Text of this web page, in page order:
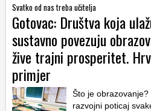
Svatko od nas treba učitelja
Gotovac: Društva koja
sustavno povezuju
žive trajni prosperitet.
primjer
Što je
razvojni poticaj